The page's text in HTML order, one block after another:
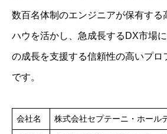
数百名体制のエンジニアが保有する
ハウを活かし、急成長するDX市場
の成長を支援する信頼性の高いプロ
です。
会社名 株式会社セプテーニ・ホール